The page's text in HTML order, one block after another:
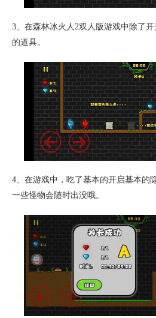
3、在森林冰火人2双人版游戏中除了
的道具。
4、在游戏中，吃了基本的开启基本的
一些怪物会随时出没哦。